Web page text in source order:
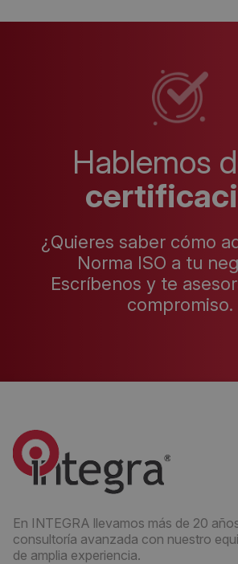
Hablemos
¿Quieres saber cómo
Norma ISO a tu
Escríbenos y te
compromiso.
En INTEGRA llevamos más de 20
consultoría avanzada con nuestro
de amplia experiencia.